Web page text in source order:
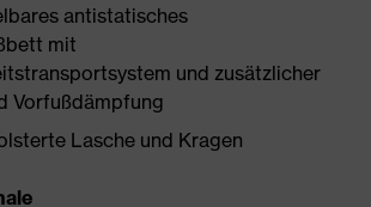
antistatisches
mit
und zusätzlicher
Vorfußdämpfung
Lasche und Kragen